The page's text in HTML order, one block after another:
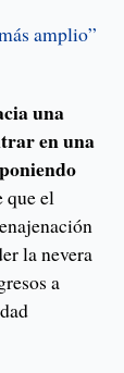
amplio”
una
en una
que el
la nevera
a